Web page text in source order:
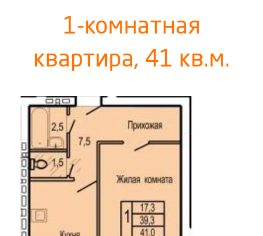
1-комнатная
квартира, 41 кв.м.